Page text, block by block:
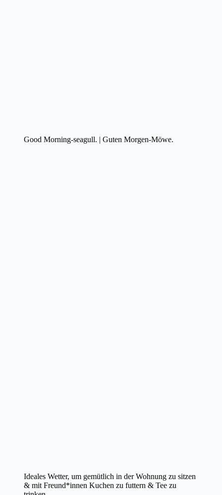
Good Morning-seagull. | Guten Morgen-Möwe.
Ideales Wetter, um gemütlich in der Wohnung zu sitzen
& mit Freund*innen Kuchen zu futtern & Tee zu